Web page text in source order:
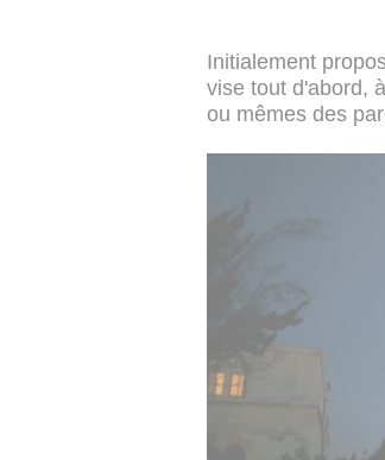
Initialement
vise tout d'abord,
ou mêmes des